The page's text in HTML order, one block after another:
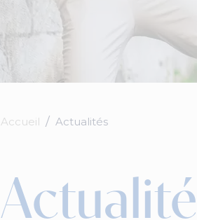
Accueil Actualités